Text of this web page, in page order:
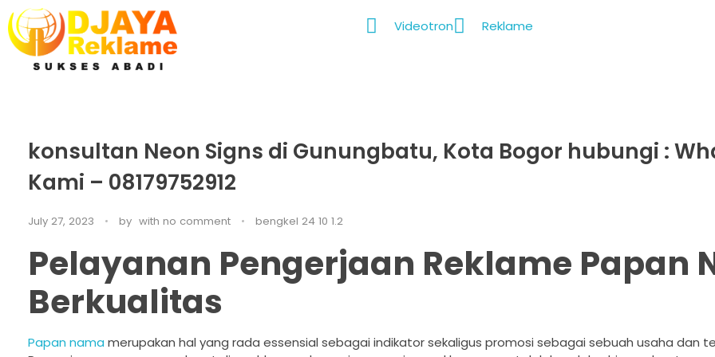
Videotron Reklame
konsultan Neon Signs di Gunungbatu, Kota Bogor hubungi :
Kami – 08179752912
July 27, 2023 by with no comment bengkel 24 10 1.2
Pelayanan Pengerjaan Reklame Papan
Berkualitas
Papan nama merupakan hal yang rada essensial sebagai indikator sekaligus promosi sebagai sebuah usaha dan